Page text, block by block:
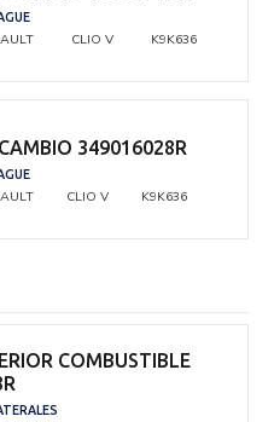
CLIO V K9K636
349016028R
CLIO V K9K636
COMBUSTIBLE